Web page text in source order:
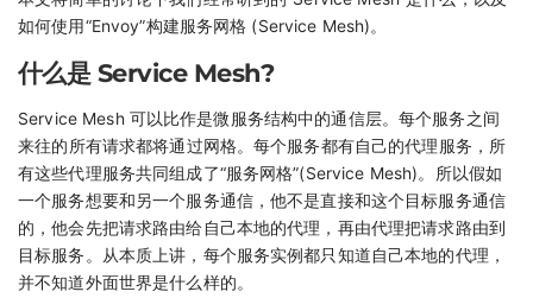
如何使用“Envoy”构建服务网格 (Service Mesh)。
什么是 Service Mesh?
Service Mesh 可以比作是微服务结构中的通信层。每个服务之间
来往的所有请求都将通过网格。每个服务都有自己的代理服务，所
有这些代理服务共同组成了“服务网格”(Service Mesh)。所以假如
一个服务想要和另一个服务通信，他不是直接和这个目标服务通信
的，他会先把请求路由给自己本地的代理，再由代理把请求路由到
目标服务。从本质上讲，每个服务实例都只知道自己本地的代理，
并不知道外面世界是什么样的。